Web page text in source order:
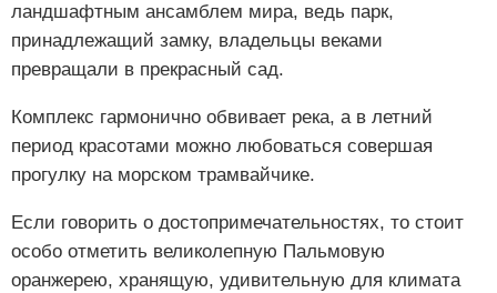
ландшафтным ансамблем мира, ведь парк,
принадлежащий замку, владельцы веками
превращали в прекрасный сад.
Комплекс гармонично обвивает река, а в летний
период красотами можно любоваться совершая
прогулку на морском трамвайчике.
Если говорить о достопримечательностях, то стоит
особо отметить великолепную Пальмовую
оранжерею, хранящую, удивительную для климата